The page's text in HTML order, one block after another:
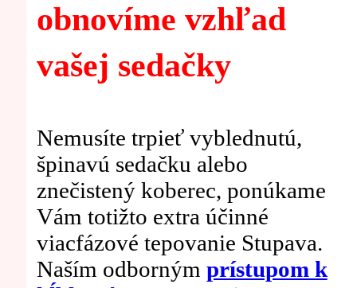
obnovíme vzhľad
vašej sedačky
Nemusíte trpieť vyblednutú,
špinavú sedačku alebo
znečistený koberec, ponúkame
Vám totižto extra účinné
viacfázové tepovanie Stupava.
Naším odborným prístupom k